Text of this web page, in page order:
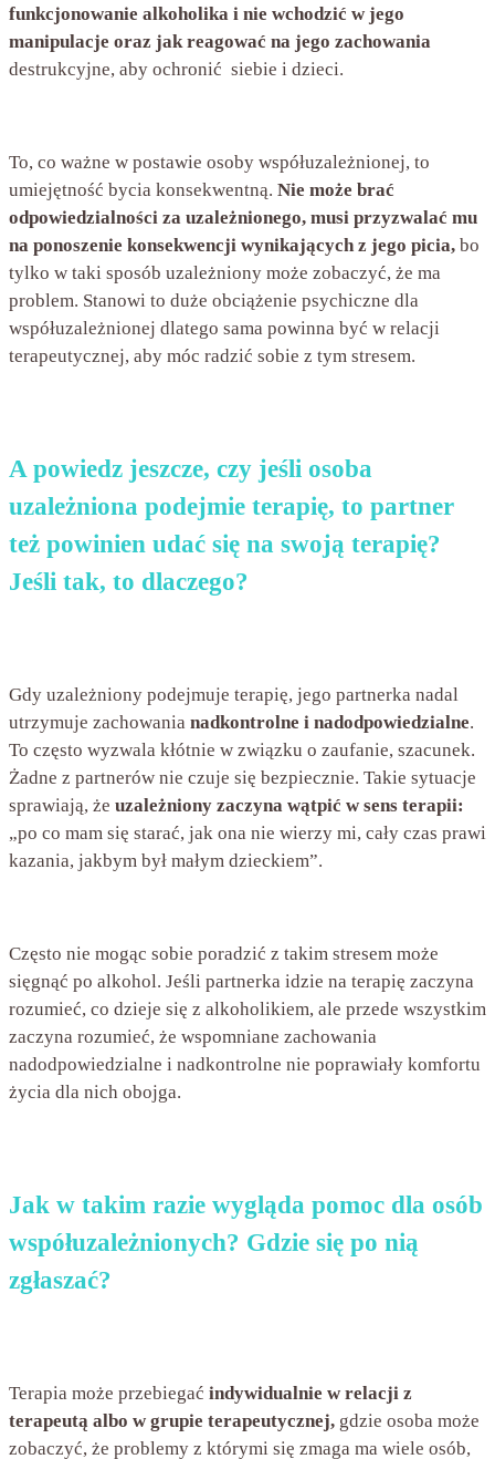
funkcjonowanie alkoholika i nie wchodzić w jego
manipulacje oraz jak reagować na jego zachowania
destrukcyjne, aby ochronić siebie i dzieci.
To, co ważne w postawie osoby współuzależnionej, to
umiejętność bycia konsekwentną. Nie może brać
odpowiedzialności za uzależnionego, musi przyzwalać mu
na ponoszenie konsekwencji wynikających z jego picia, bo
tylko w taki sposób uzależniony może zobaczyć, że ma
problem. Stanowi to duże obciążenie psychiczne dla
współuzależnionej dlatego sama powinna być w relacji
terapeutycznej, aby móc radzić sobie z tym stresem.
A powiedz jeszcze, czy jeśli osoba
uzależniona podejmie terapię, to partner
też powinien udać się na swoją terapię?
Jeśli tak, to dlaczego?
Gdy uzależniony podejmuje terapię, jego partnerka nadal
utrzymuje zachowania nadkontrolne i nadodpowiedzialne.
To często wyzwala kłótnie w związku o zaufanie, szacunek.
Żadne z partnerów nie czuje się bezpiecznie. Takie sytuacje
sprawiają, że uzależniony zaczyna wątpić w sens terapii:
„po co mam się starać, jak ona nie wierzy mi, cały czas prawi
kazania, jakbym był małym dzieckiem”.
Często nie mogąc sobie poradzić z takim stresem może
sięgnąć po alkohol. Jeśli partnerka idzie na terapię zaczyna
rozumieć, co dzieje się z alkoholikiem, ale przede wszystkim
zaczyna rozumieć, że wspomniane zachowania
nadodpowiedzialne i nadkontrolne nie poprawiały komfortu
życia dla nich obojga.
Jak w takim razie wygląda pomoc dla osób
współuzależnionych? Gdzie się po nią
zgłaszać?
Terapia może przebiegać indywidualnie w relacji z
terapeutą albo w grupie terapeutycznej, gdzie osoba może
zobaczyć, że problemy z którymi się zmaga ma wiele osób,